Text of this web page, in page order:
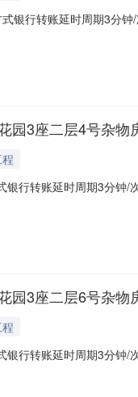
银行转账延时周期3分
号202106070091-1资
园3座二层4号杂物
银行转账延时周期3分钟
编号202106070086-1
园3座二层6号杂物
银行转账延时周期3分钟
编号202106070025-1